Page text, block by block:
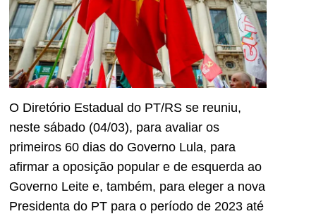
O Diretório Estadual do PT/RS se reuniu,
neste sábado (04/03), para avaliar os
primeiros 60 dias do Governo Lula, para
afirmar a oposição popular e de esquerda ao
Governo Leite e, também, para eleger a nova
Presidenta do PT para o período de 2023 até